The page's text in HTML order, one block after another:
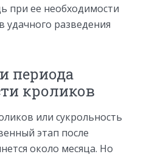
при ее необходимости
удачного разведения
периода
кроликов
или сукрольность
этап после
около месяца. Но